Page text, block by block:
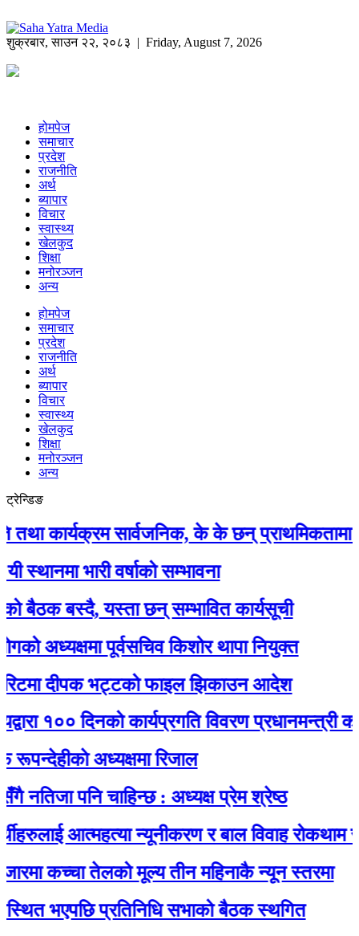
शुक्रबार,साउन २२, २०८३ | Friday, August 7, 2026
होमपेज
समाचार
प्रदेश
राजनीति
अर्थ
ब्यापार
विचार
स्वास्थ्य
खेलकुद
शिक्षा
मनोरञ्जन
अन्य
होमपेज
समाचार
प्रदेश
राजनीति
अर्थ
ब्यापार
विचार
स्वास्थ्य
खेलकुद
शिक्षा
मनोरञ्जन
अन्य
ट्रेन्डिङ
सार्वजनिक, के के छन् प्राथमिकतामा ?
भारी वर्षाको सम्भावना
बस्दै, यस्ता छन् सम्भावित कार्यसूची
पूर्वसचिव किशोर थापा नियुक्त
दीपक भट्टको फाइल झिकाउन आदेश
१०० दिनको कार्यप्रगति विवरण प्रधानमन्त्री
अध्यक्षमा रिजाल
पनि चाहिन्छ : अध्यक्ष प्रेम श्रेष्ठ
आत्महत्या न्यूनीकरण र बाल विवाह रोकथाम
कच्चा तेलको मूल्य तीन महिनाकै न्यून स्तरमा
प्रतिनिधि सभाको बैठक स्थगित